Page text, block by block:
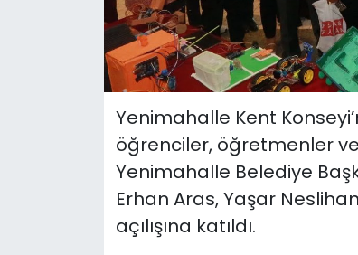
Yenimahalle Kent
öğrenciler, öğretmenler
Yenimahalle Belediye
Erhan Aras, Yaşar
açılışına katıldı.